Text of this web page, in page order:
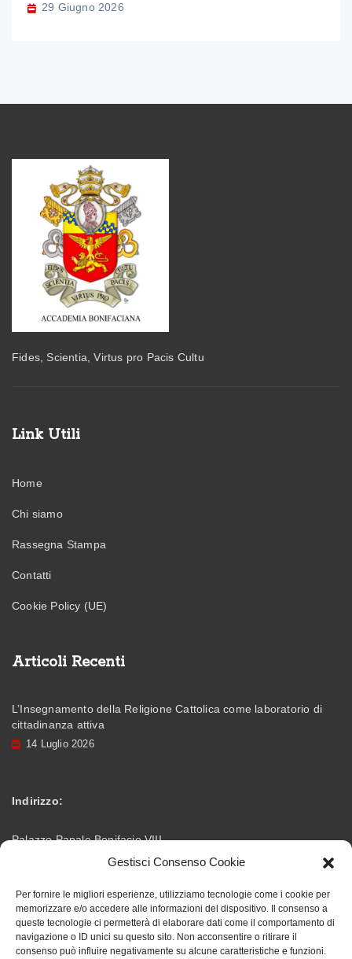
Gestisci Consenso Cookie
Per fornire le migliori esperienze, utilizziamo tecnologie come i cookie per
memorizzare e/o accedere alle informazioni del dispositivo. Il consenso a
queste tecnologie ci permetterà di elaborare dati come il comportamento di
navigazione o ID unici su questo sito. Non acconsentire o ritirare il
consenso può influire negativamente su alcune caratteristiche e funzioni.
29 Giugno 2026
Fides, Scientia, Virtus pro Pacis Cultu
Link Utili
Home
Chi siamo
Rassegna Stampa
Contatti
Cookie Policy (UE)
Articoli Recenti
L’Insegnamento della Religione Cattolica come laboratorio di
cittadinanza attiva
14 Luglio 2026
Indirizzo:
Palazzo Papale Bonifacio VIII
Email: info@accademiabonifaciana.eu